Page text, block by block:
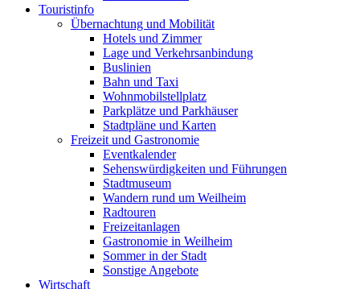
Touristinfo
Übernachtung und Mobilität
Hotels und Zimmer
Lage und Verkehrsanbindung
Buslinien
Bahn und Taxi
Wohnmobilstellplatz
Parkplätze und Parkhäuser
Stadtpläne und Karten
Freizeit und Gastronomie
Eventkalender
Sehenswürdigkeiten und Führungen
Stadtmuseum
Wandern rund um Weilheim
Radtouren
Freizeitanlagen
Gastronomie in Weilheim
Sommer in der Stadt
Sonstige Angebote
Wirtschaft